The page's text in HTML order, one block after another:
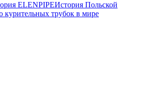
ELENPIPEИстория Польской
курительных трубок в мире